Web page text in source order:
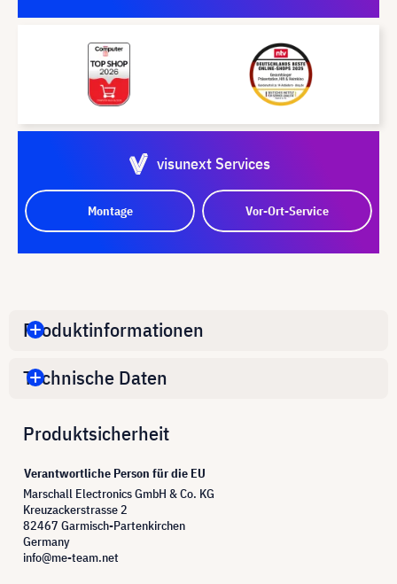
visunext Services
Montage Vor-Ort-Service
Produktinformationen
Technische Daten
Produktsicherheit
Verantwortliche Person für die EU
Marschall Electronics GmbH & Co. KG
Kreuzackerstrasse 2
82467 Garmisch-Partenkirchen
Germany
info@me-team.net